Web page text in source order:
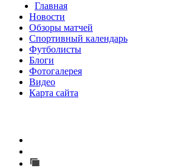
Главная
Новости
Обзоры матчей
Спортивный календарь
Футболисты
Блоги
Фотогалерея
Видео
Карта сайта